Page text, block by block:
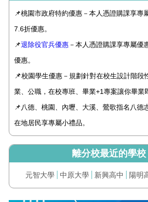
📌桃園市政府特約優惠－本人憑證購課享專
7.6折優惠。
📌退除役官兵優惠－本人憑證購課享專屬優
優惠。
📌校園學生優惠－規劃針對在校生設計階段
業、公職，在校專班、畢業+1專案讓你畢業
📌八德、桃園、內壢、大溪、鶯歌指名八德
在地居民享專屬小禮品。
離分校最近的學校
元智大學 中原大學 新興高中 陽明